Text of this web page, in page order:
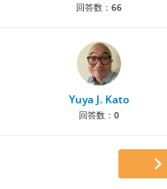
回答数： 66
Yuya J. Kato
回答数： 0